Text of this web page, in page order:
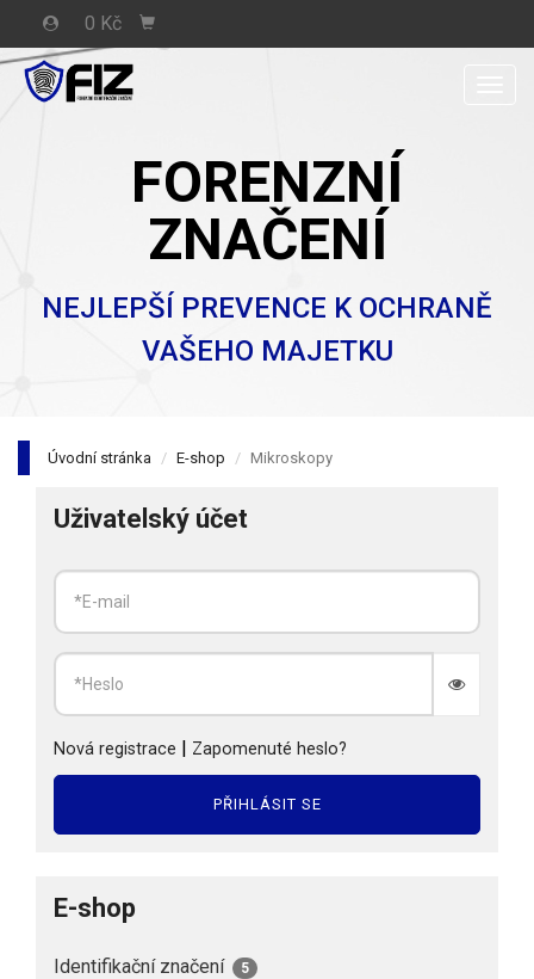
0 Kč
FORENZNÍ
ZNAČENÍ
NEJLEPŠÍ PREVENCE K OCHRANĚ
VAŠEHO MAJETKU
Úvodní stránka E-shop Mikroskopy
Uživatelský účet
Nová registrace | Zapomenuté heslo?
PŘIHLÁSIT SE
E-shop
Identifikační značení 5